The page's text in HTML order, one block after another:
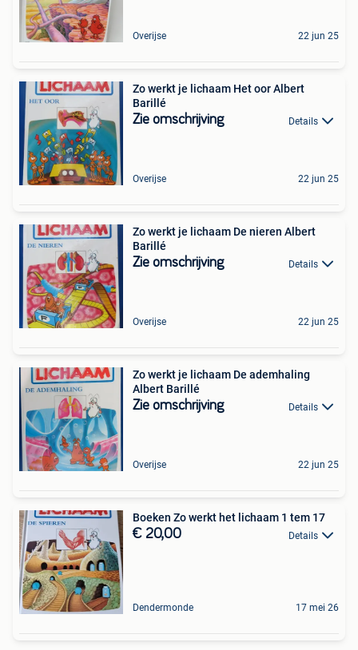
Overijse 22 jun 25
Zo werkt je lichaam Het oor Albert
Barillé
Zie omschrijving Details
Overijse 22 jun 25
Zo werkt je lichaam De nieren Albert
Barillé
Zie omschrijving Details
Overijse 22 jun 25
Zo werkt je lichaam De ademhaling
Albert Barillé
Zie omschrijving Details
Overijse 22 jun 25
Boeken Zo werkt het lichaam 1 tem 17
€ 20,00 Details
Dendermonde 17 mei 26